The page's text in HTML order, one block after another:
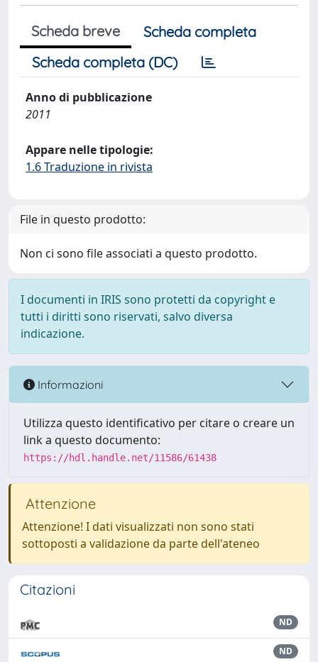
Scheda breve
Scheda completa
Scheda completa (DC)
Anno di pubblicazione
2011
Appare nelle tipologie:
1.6 Traduzione in rivista
File in questo prodotto:
Non ci sono file associati a questo prodotto.
I documenti in IRIS sono protetti da copyright e
tutti i diritti sono riservati, salvo diversa
indicazione.
Informazioni
Utilizza questo identificativo per citare o creare un
link a questo documento:
https://hdl.handle.net/11586/61438
Attenzione
Attenzione! I dati visualizzati non sono stati
sottoposti a validazione da parte dell'ateneo
Citazioni
ND
ND